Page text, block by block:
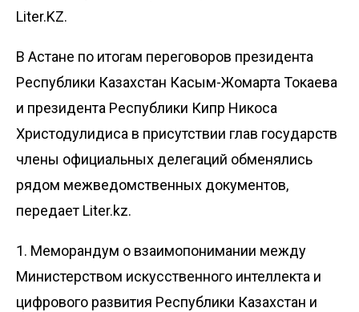
Liter.KZ.
В Астане по итогам переговоров президента
Республики Казахстан Касым-Жомарта Токаева
и президента Республики Кипр Никоса
Христодулидиса в присутствии глав государств
члены официальных делегаций обменялись
рядом межведомственных документов,
передает Liter.kz.
1. Меморандум о взаимопонимании между
Министерством искусственного интеллекта и
цифрового развития Республики Казахстан и